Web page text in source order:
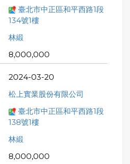
臺北市中正區和平西路1段
134號1樓
林緞
8,000,000
2024-03-20
松上實業股份有限公司
臺北市中正區和平西路1段
138號1樓
林緞
8,000,000